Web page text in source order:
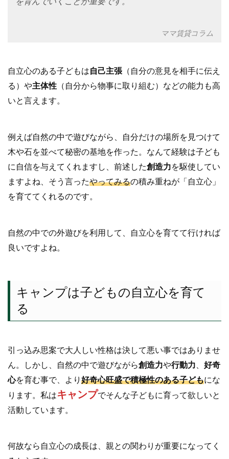
ママ賃貸コラム
自立心のある子どもは自己主張（自分の意見を相手に伝え
る）や主体性 （自分から物事に取り組む）などの能力も高
いと言えます。
例えば自然の中で遊びながら、自分だけの場所を見つけて
木や石を並べて秘密の基地を作った。なんて経験は子ども
に自信を与えてくれますし、前述した創造力を駆使してい
ますよね、そう言ったやってみるの積み重ねが「自立心」
を育ててくれるのです。
自然の中での外遊びを利用して、自立心を育てて行ければ
良いですよね。
キャンプは子どもの自立心を育て
る
引っ込み思案で大人しい性格は決して悪い事ではありませ
ん。しかし、自然の中で遊びながら創造力や行動力
好奇
心を育む事で、より 好奇心旺盛で積極性のある子どもにな
ります。私はキャンプでそんな子どもに育って欲しいと
活動しています。
何故なら自立心の成長は、親との関わりが重要になってく